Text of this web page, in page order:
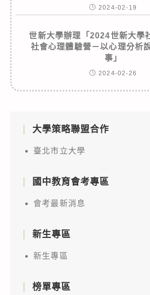
2024-02-19
世新大學辦理「2024世新大學
社會心理體驗營－以心理分析
事」
2024-02-26
大學策略聯盟合作
臺北市立大學
國中教育會考專區
會考最新消息
新生專區
新生專區
榜單專區